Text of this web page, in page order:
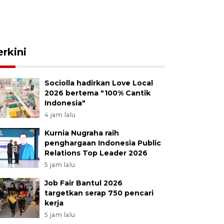
Sociolla hadirkan Love Local
2026 bertema "100% Cantik
Indonesia"
4 jam lalu
Kurnia Nugraha raih
penghargaan Indonesia Public
Relations Top Leader 2026
5 jam lalu
Job Fair Bantul 2026
targetkan serap 750 pencari
kerja
5 jam lalu